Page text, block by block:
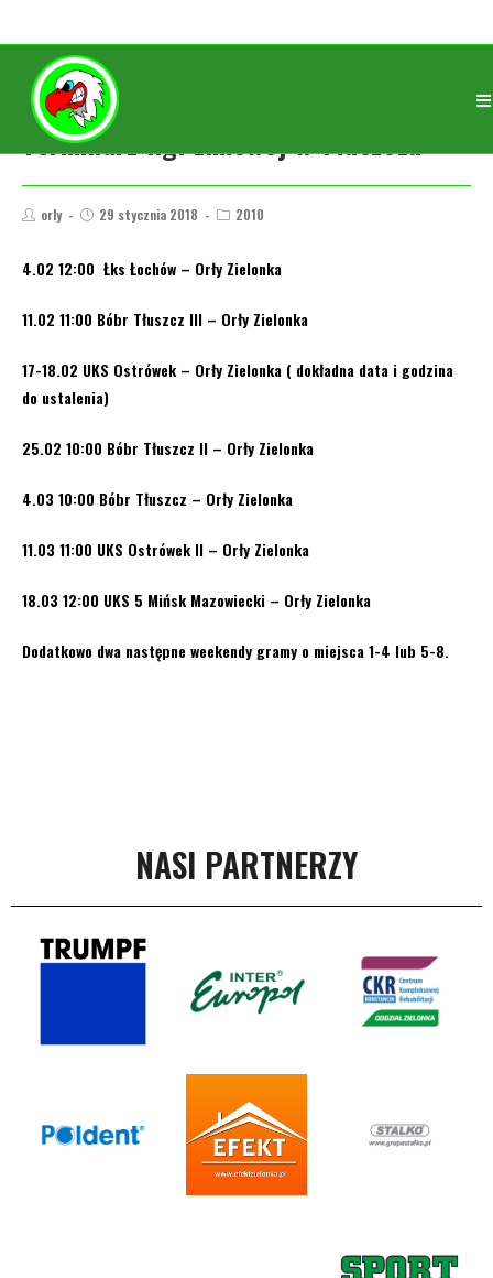
Terminarz ligi zimowej w Tłuszczu
orly 29 stycznia 2018 2010
4.02 12:00 Łks Łochów – Orły Zielonka
11.02 11:00 Bóbr Tłuszcz III – Orły Zielonka
17-18.02 UKS Ostrówek – Orły Zielonka ( dokładna data i godzina
do ustalenia)
25.02 10:00 Bóbr Tłuszcz II – Orły Zielonka
4.03 10:00 Bóbr Tłuszcz – Orły Zielonka
11.03 11:00 UKS Ostrówek II – Orły Zielonka
18.03 12:00 UKS 5 Mińsk Mazowiecki – Orły Zielonka
Dodatkowo dwa następne weekendy gramy o miejsca 1-4 lub 5-8.
NASI PARTNERZY